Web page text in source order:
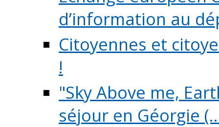
d’information au
Citoyennes et
!
"Sky Above me,
séjour en Géorgie